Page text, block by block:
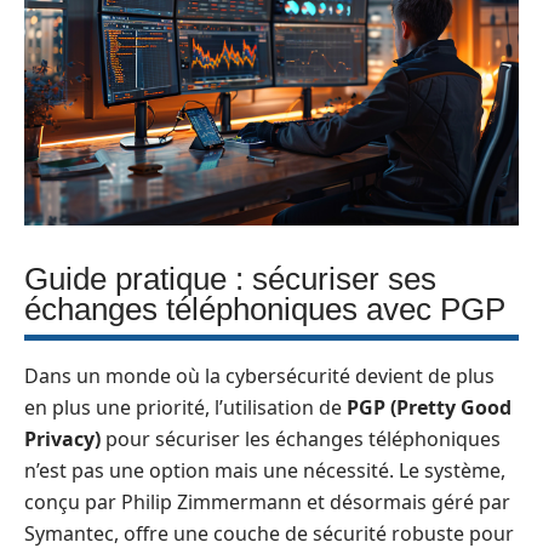
Guide pratique : sécuriser ses
échanges téléphoniques avec PGP
Dans un monde où la cybersécurité devient de plus
en plus une priorité, l’utilisation de PGP (Pretty Good
Privacy) pour sécuriser les échanges téléphoniques
n’est pas une option mais une nécessité. Le système,
conçu par Philip Zimmermann et désormais géré par
Symantec, offre une couche de sécurité robuste pour